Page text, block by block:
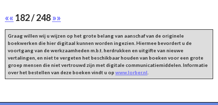
«« 182 / 248»»
Graag willen wij u wijzen op het grote belang van aanschaf van de originele
boekwerken die hier digitaal kunnen worden ingezien. Hiermee bevordert u de
voortgang van de werkzaamheden m.b.t. herdrukken en uitgifte van nieuwe
vertalingen, en niet te vergeten het beschikbaar houden van boeken voor een grote
groep mensen die niet vertrouwd zijn met digitale communicatiemiddelen. Informatie
over het bestellen van deze boeken vindt u op www.lorber.nl